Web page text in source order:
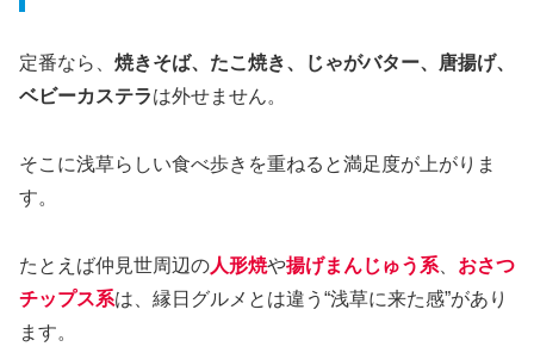
定番なら、 焼きそば、たこ焼き、じゃがバター、唐揚げ、
ベビーカステラは外せません。
そこに浅草らしい食べ歩きを重ねると満足度が上がりま
す。
たとえば仲見世周辺の人形焼や揚げまんじゅう系
おさつ
チップス系は、縁日グルメとは違う“浅草に来た感”があり
ます。